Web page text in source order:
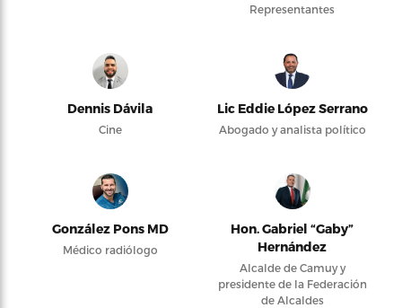
Representantes
Dennis Dávila
Cine
Lic Eddie López Serrano
Abogado y analista político
González Pons MD
Médico radiólogo
Hon. Gabriel “Gaby”
Hernández
Alcalde de Camuy y
presidente de la Federación
de Alcaldes